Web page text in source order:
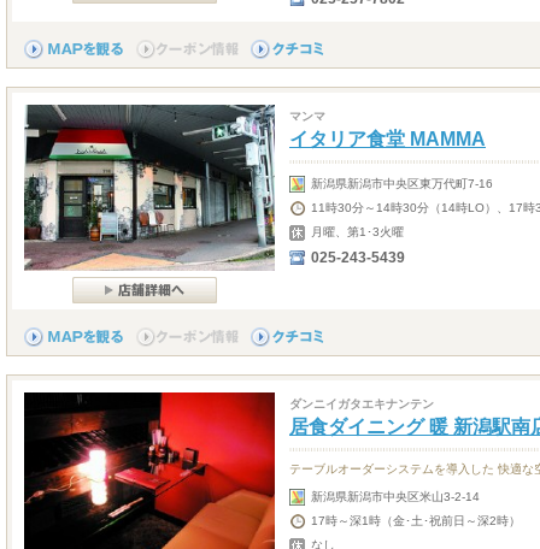
マンマ
イタリア食堂 MAMMA
新潟県新潟市中央区東万代町7-16
11時30分～14時30分（14時LO）、17
月曜、第1･3火曜
025-243-5439
ダンニイガタエキナンテン
居食ダイニング 暖 新潟駅南
テーブルオーダーシステムを導入した 快適な
新潟県新潟市中央区米山3-2-14
17時～深1時（金･土･祝前日～深2時）
なし